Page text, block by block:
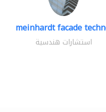
meinhardt facade
استشارات هندسية